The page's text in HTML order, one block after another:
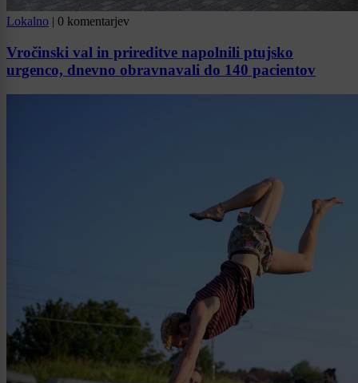
Lokalno | 0 komentarjev
Vročinski val in prireditve napolnili ptujsko
urgenco, dnevno obravnavali do 140 pacientov